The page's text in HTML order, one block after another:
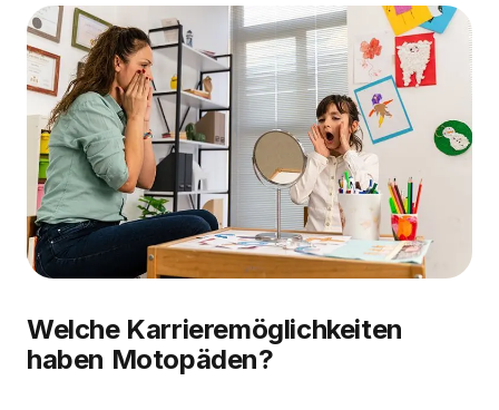
Welche Karrieremöglichkeiten
haben Motopäden?